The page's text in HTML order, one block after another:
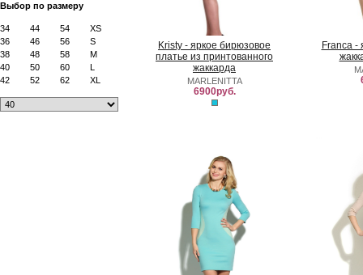
Выбор по размеру
34 44 54
XS
36
46 56
S
38
48 58
M
40
50 60
L
42
52 62 XL
Kristy - яркое бирюзовое
платье из принтованного
жаккарда
MARLENITTA
6900руб.
Franca -